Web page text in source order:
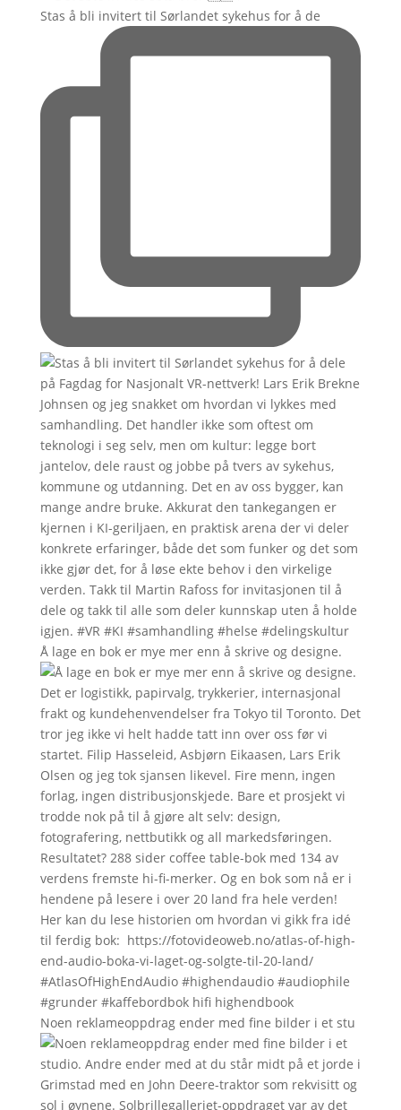
Stas å bli invitert til Sørlandet sykehus for å de
Å lage en bok er mye mer enn å skrive og designe.
Noen reklameoppdrag ender med fine bilder i et stu